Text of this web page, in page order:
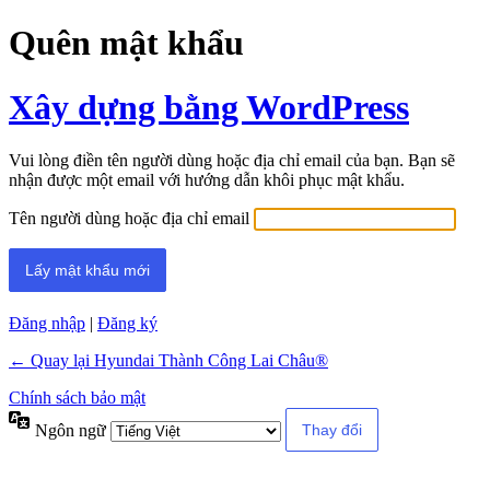
Quên mật khẩu
Xây dựng bằng WordPress
Vui lòng điền tên người dùng hoặc địa chỉ email của bạn. Bạn sẽ
nhận được một email với hướng dẫn khôi phục mật khẩu.
Tên người dùng hoặc địa chỉ email
Đăng nhập | Đăng ký
← Quay lại Hyundai Thành Công Lai Châu®
Chính sách bảo mật
Ngôn ngữ